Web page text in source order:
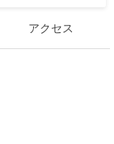
アクセス